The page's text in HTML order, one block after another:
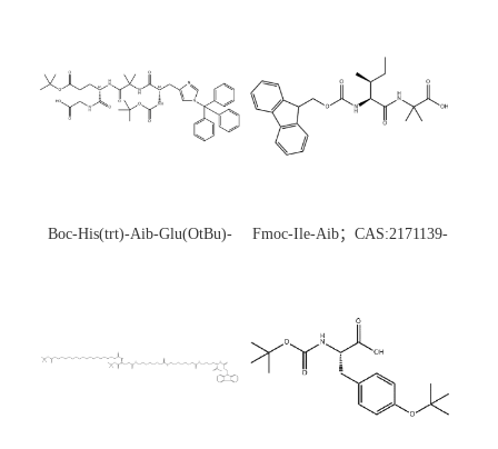
Boc-His(trt)-Aib-Glu(OtBu)-
Fmoc-Ile-Aib；CAS:2171139-